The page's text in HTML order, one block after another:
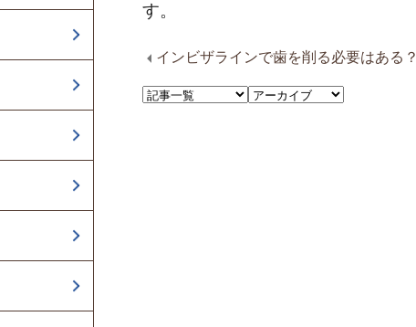
す。
インビザラインで歯を削る必要はある？